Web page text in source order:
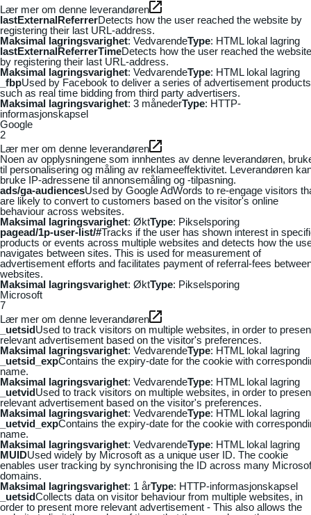
Lær mer om denne leverandøren
lastExternalReferrerDetects how the user reached the website by
registering their last URL-address.
Maksimal lagringsvarighet: VedvarendeType: HTML lokal lagring
lastExternalReferrerTimeDetects how the user reached the website
by registering their last URL-address.
Maksimal lagringsvarighet: VedvarendeType: HTML lokal lagring
_fbpUsed by Facebook to deliver a series of advertisement products
such as real time bidding from third party advertisers.
Maksimal lagringsvarighet: 3 månederType: HTTP-
informasjonskapsel
Google
2
Lær mer om denne leverandøren
Noen av opplysningene som innhentes av denne leverandøren,
til personalisering og måling av reklameeffektivitet. Leverandøren
bruke IP-adressene til annonsemåling og -tilpasning.
ads/ga-audiencesUsed by Google AdWords to re-engage visitors
are likely to convert to customers based on the visitor's online
behaviour across websites.
Maksimal lagringsvarighet: ØktType: Pikselsporing
pagead/1p-user-list/#Tracks if the user has shown interest in
products or events across multiple websites and detects how the
navigates between sites. This is used for measurement of
advertisement efforts and facilitates payment of referral-fees
websites.
Maksimal lagringsvarighet: ØktType: Pikselsporing
Microsoft
7
Lær mer om denne leverandøren
_uetsidUsed to track visitors on multiple websites, in order to
relevant advertisement based on the visitor's preferences.
Maksimal lagringsvarighet: VedvarendeType: HTML lokal lagring
_uetsid_expContains the expiry-date for the cookie with
name.
Maksimal lagringsvarighet: VedvarendeType: HTML lokal lagring
_uetvidUsed to track visitors on multiple websites, in order to
relevant advertisement based on the visitor's preferences.
Maksimal lagringsvarighet: VedvarendeType: HTML lokal lagring
_uetvid_expContains the expiry-date for the cookie with
name.
Maksimal lagringsvarighet: VedvarendeType: HTML lokal lagring
MUIDUsed widely by Microsoft as a unique user ID. The cookie
enables user tracking by synchronising the ID across many
domains.
Maksimal lagringsvarighet: 1 årType: HTTP-informasjonskapsel
_uetsidCollects data on visitor behaviour from multiple websites, in
order to present more relevant advertisement - This also allows the